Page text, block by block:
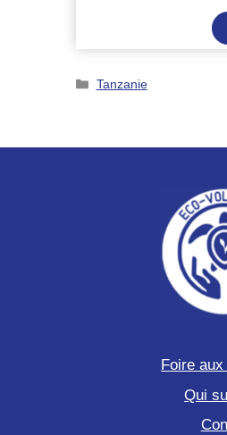
Catégories
Tanzanie
Foire
Qui